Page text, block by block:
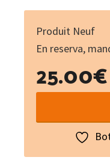
Produit Neuf
En reserva,
25.00€
Limousin